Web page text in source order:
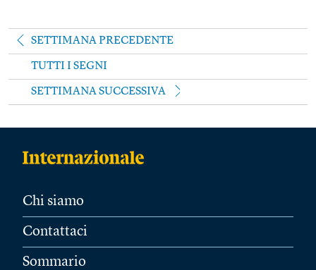
SETTIMANA PRECEDENTE
TUTTI I SEGNI
SETTIMANA SUCCESSIVA
Chi siamo
Contattaci
Sommario